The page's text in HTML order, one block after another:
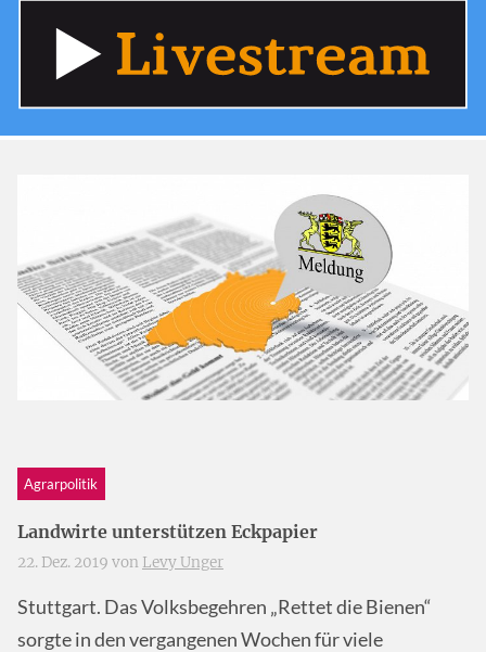
Agrarpolitik
Landwirte unterstützen Eckpapier
22. Dez. 2019 von Levy Unger
Stuttgart. Das Volksbegehren „Rettet die Bienen“
sorgte in den vergangenen Wochen für viele